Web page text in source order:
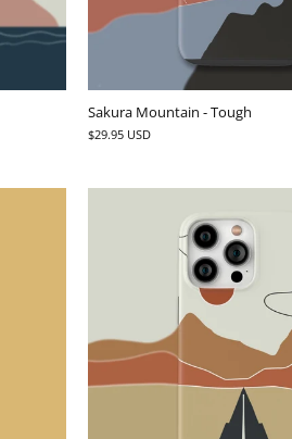
Sakura Mountain - Tough
$29.95 USD